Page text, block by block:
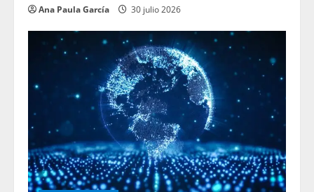
Ana Paula García 30 julio 2026